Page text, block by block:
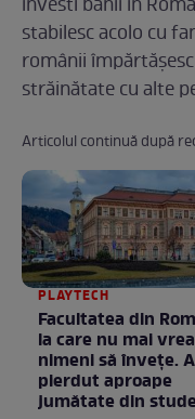
investi banii în
stabilesc acolo cu
românii
străinătate cu alte
Articolul continuă după
PLAYTECH
Facultatea din
la care nu mai vrea
nimeni să înveţe. A
pierdut aproape
jumătate din